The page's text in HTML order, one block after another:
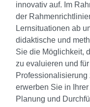
innovativ auf. Im
der
Lernsituationen ab
didaktische und
Sie die Möglichkeit,
zu evaluieren und
erwerben Sie in
Planung und